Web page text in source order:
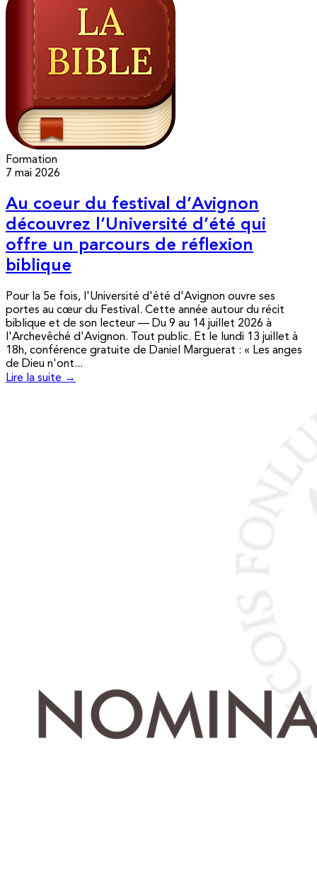
Formation
7 mai 2026
Au coeur du festival d’Avignon
découvrez l’Université d’été qui
offre un parcours de réflexion
biblique
Pour la 5e fois, l'Université d'été d'Avignon ouvre ses
portes au cœur du Festival. Cette année autour du récit
biblique et de son lecteur — Du 9 au 14 juillet 2026 à
l'Archevêché d'Avignon. Tout public. Et le lundi 13 juillet à
18h, conférence gratuite de Daniel Marguerat : « Les anges
de Dieu n'ont...
Lire la suite →